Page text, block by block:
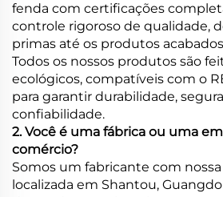
fenda com certificações
controle rigoroso de qualidade,
primas até os produtos
Todos os nossos produtos são
ecológicos, compatíveis com o
para garantir durabilidade,
confiabilidade.
2. Você é uma fábrica ou uma
comércio?
Somos um fabricante com
localizada em Shantou,